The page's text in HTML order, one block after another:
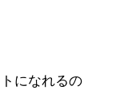
になれるの